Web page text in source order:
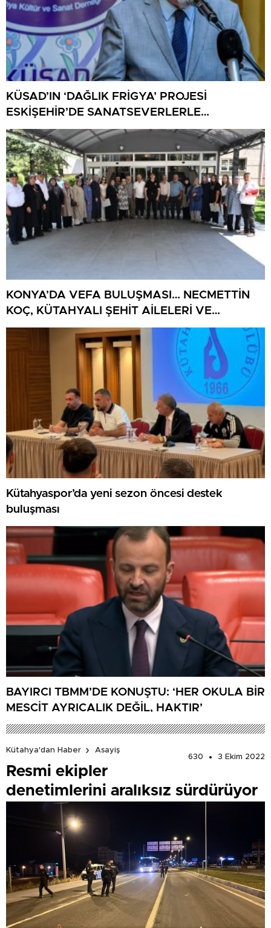
KÜSAD’IN ‘DAĞLIK FRİGYA’ PROJESİ
ESKİŞEHİR’DE SANATSEVERLERLE
BULUŞUYOR
KONYA’DA VEFA BULUŞMASI… NECMETTİN
KOÇ, KÜTAHYALI ŞEHİT AİLELERİ VE
GAZİLERİ AĞIRLADI
Kütahyaspor’da yeni sezon öncesi destek
buluşması
BAYIRCI TBMM’DE KONUŞTU: ‘HER OKULA BİR
MESCİT AYRICALIK DEĞİL, HAKTIR’
Kütahya'dan Haber
Asayiş
630
3 Ekim 2022
Resmi ekipler
denetimlerini aralıksız sürdürüyor